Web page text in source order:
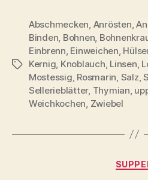
Schlagwörter
Abschmecken, Anrösten,
Binden, Bohnen,
Einbrenn, Einweichen,
Kernig, Knoblauch, Linsen,
Mostessig, Rosmarin, Salz,
Sellerieblätter, Thymian,
Weichkochen, Zwiebel